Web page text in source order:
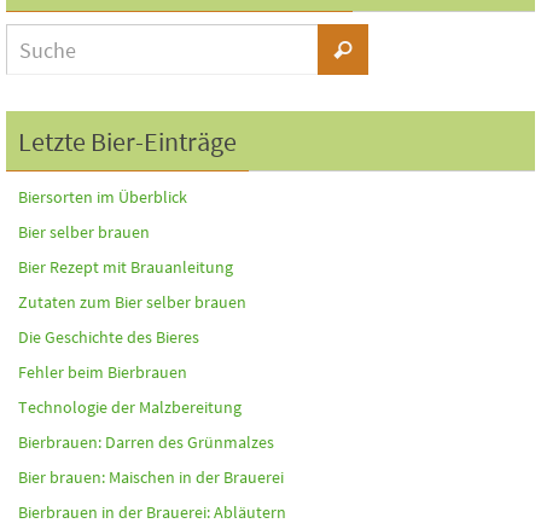
Letzte Bier-Einträge
Biersorten im Überblick
Bier selber brauen
Bier Rezept mit Brauanleitung
Zutaten zum Bier selber brauen
Die Geschichte des Bieres
Fehler beim Bierbrauen
Technologie der Malzbereitung
Bierbrauen: Darren des Grünmalzes
Bier brauen: Maischen in der Brauerei
Bierbrauen in der Brauerei: Abläutern